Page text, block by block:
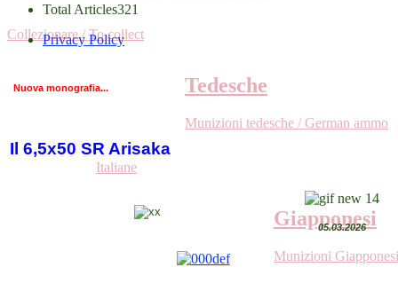
Collezionare / To collect
Italiane
Tedesche
Munizioni tedesche / German ammo
Giapponesi
Munizioni
Total Articles321
Privacy Policy
Nuova monografia...
Il 6,5x50 SR Arisaka
05.03.2026